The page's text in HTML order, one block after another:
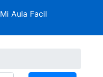
Mi Aula Facil